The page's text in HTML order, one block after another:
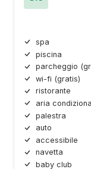
spa
piscina
parcheggio
wi-fi (gratis)
ristorante
aria
palestra
auto
accessibile
navetta
baby club